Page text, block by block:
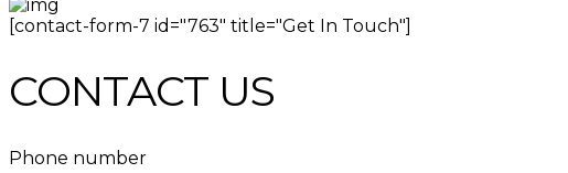
[contact-form-7 id="763" title="Get In Touch"]
CONTACT US
Phone number